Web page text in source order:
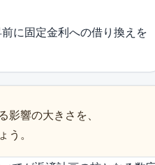
に固定金利への借り換えを
影響の大きさを、
う。